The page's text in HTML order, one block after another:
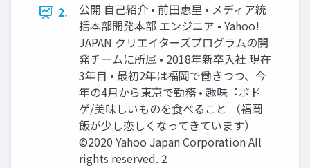
2.
公開 ⾃⼰紹介 • 前⽥恵⾥ • メディア統
括本部開発本部 エンジニア • Yahoo!
JAPAN クリエイターズプログラムの開
発チームに所属 • 2018年新卒⼊社 現在
3年⽬ • 最初2年は福岡で働きつつ、今
年の4⽉から東京で勤務 • 趣味︓ボド
ゲ/美味しいものを⾷べること （福岡
飯が少し恋しくなってきています）
©2020 Yahoo Japan Corporation All
rights reserved. 2